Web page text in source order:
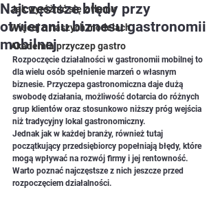
Jak wyróżnić się z tłumu
Więcej o naszych modelach
Akademia przyczep gastro
Najczęstsze błędy przy
otwieraniu biznesu gastronomii
mobilnej
Rozpoczęcie działalności w gastronomii mobilnej to
dla wielu osób spełnienie marzeń o własnym
biznesie. Przyczepa gastronomiczna daje dużą
swobodę działania, możliwość dotarcia do różnych
grup klientów oraz stosunkowo niższy próg wejścia
niż tradycyjny lokal gastronomiczny.
Jednak jak w każdej branży, również tutaj
początkujący przedsiębiorcy popełniają błędy, które
mogą wpływać na rozwój firmy i jej rentowność.
Warto poznać najczęstsze z nich jeszcze przed
rozpoczęciem działalności.